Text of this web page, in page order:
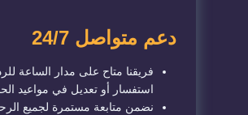
دعم متواصل 24/7
فريقنا متاح على مدار الساعة
استفسار أو تعديل في مواعيد
نضمن متابعة مستمرة لجميع